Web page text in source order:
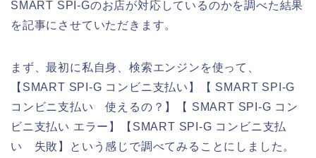
SMART SPI-Gのお店が対応しているのかを調べた結果
を記事にさせていただきます。
まず、最初に私自身、検索エンジンを使って、
【SMART SPI-G コンビニ支払い】【 SMART SPI-G
コンビニ支払い 使えるの？】【 SMART SPI-G コン
ビニ支払い エラー】【SMART SPI-G コンビニ支払
い 失敗】という感じで調べてみることにしました。